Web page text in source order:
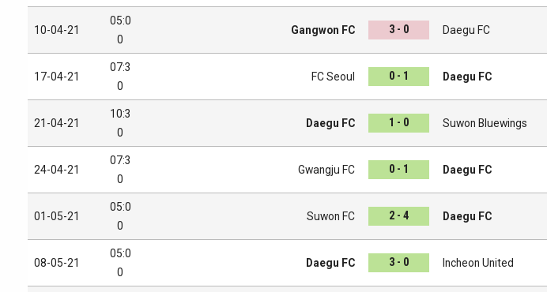
10-04-21
05:0
0
Gangwon FC 3 - 0 Daegu FC
17-04-21
07:3
0
FC Seoul 0 - 1 Daegu FC
21-04-21
10:3
0
Daegu FC 1 - 0 Suwon Bluewings
24-04-21
07:3
0
Gwangju FC 0 - 1 Daegu FC
01-05-21
05:0
0
Suwon FC 2 - 4 Daegu FC
08-05-21
05:0
0
Daegu FC 3 - 0 Incheon United